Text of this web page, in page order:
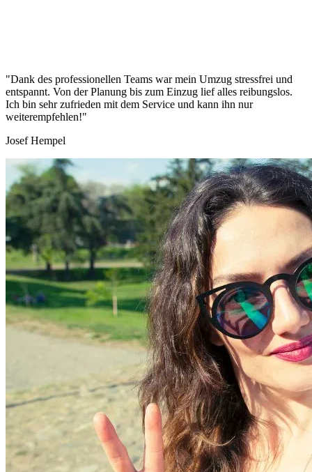
"Dank des professionellen Teams war mein Umzug stressfrei und
entspannt. Von der Planung bis zum Einzug lief alles reibungslos.
Ich bin sehr zufrieden mit dem Service und kann ihn nur
weiterempfehlen!"
Josef Hempel